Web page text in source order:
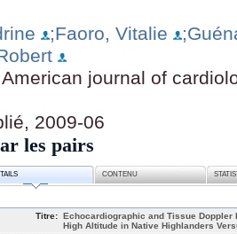
;Faoro, Vitalie
journal of
2009-06
les pairs
CONTENU
Titre: Echocardiographic and Tissue Doppler
High Altitude in Native Highlanders